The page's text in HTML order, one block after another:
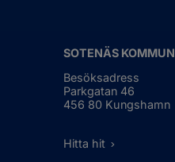
SOTENÄS KOMMUN
Besöksadress
Parkgatan 46
456 80 Kungshamn
Hitta hit